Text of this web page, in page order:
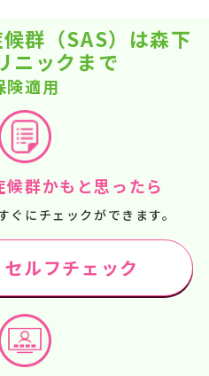
群（SAS）は森下
ニックまで
険適用
群かもと思ったら
ぐにチェックができます。
ルフチェック